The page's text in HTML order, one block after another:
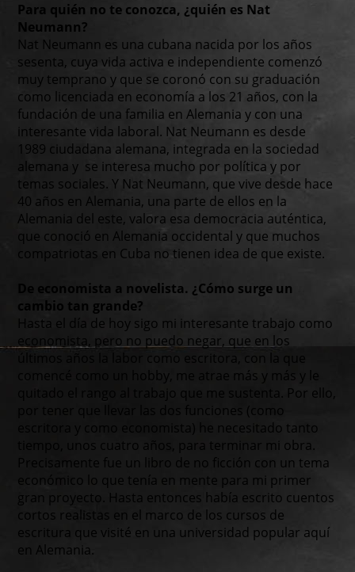
Para quién no te conozca, ¿quién es Nat
Neumann?
Nat Neumann es una cubana nacida por los años
sesenta, cuya vida activa e independiente comenzó
muy temprano y que se coronó con su graduación
como licenciada en economía a los 21 años, con la
fundación de una familia en Alemania y con una
interesante vida laboral. Nat Neumann es desde
1989 ciudadana alemana, integrada en la sociedad
alemana y se interesa mucho por política y por
temas sociales. Y Nat Neumann, que vive desde hace
40 años en Alemania, una parte de ellos en la
Alemania del este, valora esa democracia auténtica,
que conoció en Alemania occidental y que muchos
compatriotas en Cuba no tienen idea de que existe.
De economista a novelista. ¿Cómo surge un
cambio tan grande?
Hasta el día de hoy sigo mi interesante trabajo como
economista, pero no puedo negar, que en los
últimos años la labor como escritora, con la que
comencé como un hobby, me atrae más y más y le
quitado el rango al trabajo que me sustenta. Por ello,
por tener que llevar las dos funciones (como
escritora y como economista) he necesitado tanto
tiempo, unos cuatro años, para terminar mi obra.
Precisamente fue un libro de no ficción con un tema
económico lo que tenía en mente para mi primer
gran proyecto. Hasta entonces había escrito cuentos
cortos realistas en el marco de los cursos de
escritura que visité en una universidad popular aquí
en Alemania.